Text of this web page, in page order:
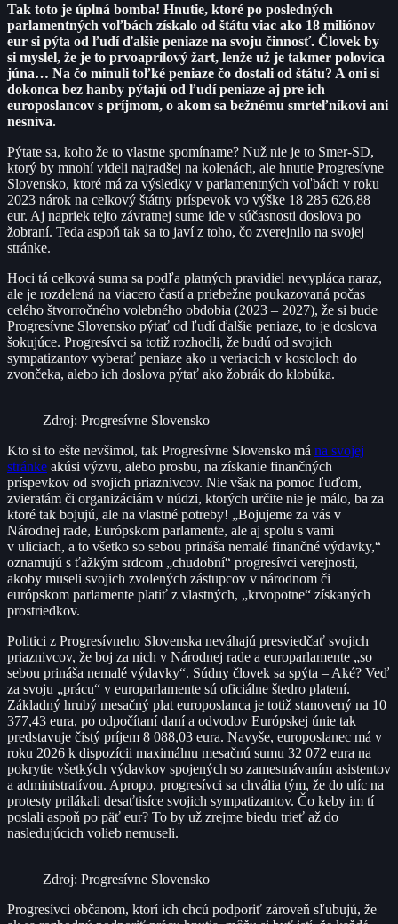
Tak toto je úplná bomba! Hnutie, ktoré po posledných
parlamentných voľbách získalo od štátu viac ako 18 miliónov
eur si pýta od ľudí ďalšie peniaze na svoju činnosť. Človek by
si myslel, že je to prvoaprílový žart, lenže už je takmer polovica
júna… Na čo minuli toľké peniaze čo dostali od štátu? A oni si
dokonca bez hanby pýtajú od ľudí peniaze aj pre ich
europoslancov s príjmom, o akom sa bežnému smrteľníkovi ani
nesníva.
Pýtate sa, koho že to vlastne spomíname? Nuž nie je to Smer-SD,
ktorý by mnohí videli najradšej na kolenách, ale hnutie Progresívne
Slovensko, ktoré má za výsledky v parlamentných voľbách v roku
2023 nárok na celkový štátny príspevok vo výške 18 285 626,88
eur. Aj napriek tejto závratnej sume ide v súčasnosti doslova po
žobraní. Teda aspoň tak sa to javí z toho, čo zverejnilo na svojej
stránke.
Hoci tá celková suma sa podľa platných pravidiel nevypláca naraz,
ale je rozdelená na viacero častí a priebežne poukazovaná počas
celého štvorročného volebného obdobia (2023 – 2027), že si bude
Progresívne Slovensko pýtať od ľudí ďalšie peniaze, to je doslova
šokujúce. Progresívci sa totiž rozhodli, že budú od svojich
sympatizantov vyberať peniaze ako u veriacich v kostoloch do
zvončeka, alebo ich doslova pýtať ako žobrák do klobúka.
Zdroj: Progresívne Slovensko
Kto si to ešte nevšimol, tak Progresívne Slovensko má na svojej
stránke akúsi výzvu, alebo prosbu, na získanie finančných
príspevkov od svojich priaznivcov. Nie však na pomoc ľuďom,
zvieratám či organizáciám v núdzi, ktorých určite nie je málo, ba za
ktoré tak bojujú, ale na vlastné potreby! „Bojujeme za vás v
Národnej rade, Európskom parlamente, ale aj spolu s vami
v uliciach, a to všetko so sebou prináša nemalé finančné výdavky,“
oznamujú s ťažkým srdcom „chudobní“ progresívci verejnosti,
akoby museli svojich zvolených zástupcov v národnom či
európskom parlamente platiť z vlastných, „krvopotne“ získaných
prostriedkov.
Politici z Progresívneho Slovenska neváhajú presviedčať svojich
priaznivcov, že boj za nich v Národnej rade a europarlamente „so
sebou prináša nemalé výdavky“. Súdny človek sa spýta – Aké? Veď
za svoju „prácu“ v europarlamente sú oficiálne štedro platení.
Základný hrubý mesačný plat europoslanca je totiž stanovený na 10
377,43 eura, po odpočítaní daní a odvodov Európskej únie tak
predstavuje čistý príjem 8 088,03 eura. Navyše, europoslanec má v
roku 2026 k dispozícii maximálnu mesačnú sumu 32 072 eura na
pokrytie všetkých výdavkov spojených so zamestnávaním asistentov
a administratívou. Apropo, progresívci sa chvália tým, že do ulíc na
protesty prilákali desaťtisíce svojich sympatizantov. Čo keby im tí
poslali aspoň po päť eur? To by už zrejme biedu trieť až do
nasledujúcich volieb nemuseli.
Zdroj: Progresívne Slovensko
Progresívci občanom, ktorí ich chcú podporiť zároveň sľubujú, že